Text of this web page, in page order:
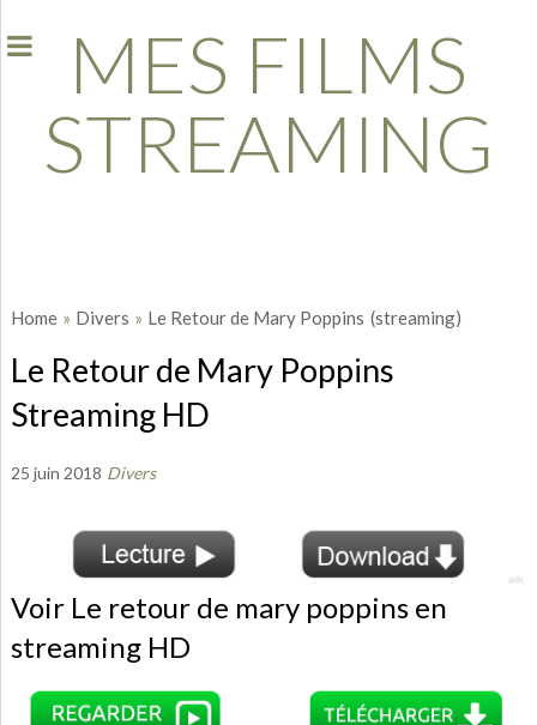
MES FILMS
STREAMING
Home » Divers » Le Retour de Mary Poppins (streaming)
Le Retour de Mary Poppins
Streaming HD
25 juin 2018 Divers
Voir Le retour de mary poppins en
streaming HD